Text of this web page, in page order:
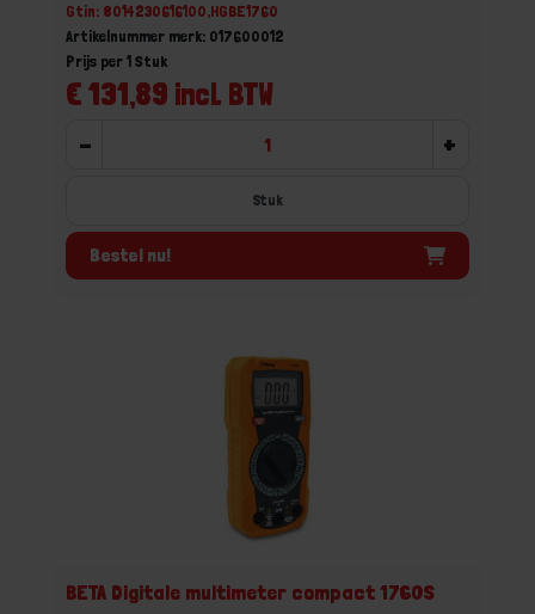
Gtin: 8014230616100,HGBE1760
Artikelnummer merk: 017600012
€ 131,89 incl. BTW
Prijs per 1 Stuk
- +
Stuk
Bestel nu!
BETA Digitale multimeter compact 1760S